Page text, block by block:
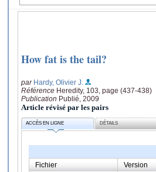
How fat is the tail?
par Hardy, Olivier J.
Référence Heredity, 103, page (437-438)
Publication Publié, 2009
Article révisé par les pairs
ACCÈS EN LIGNE DÉTAILS
Fichier Version